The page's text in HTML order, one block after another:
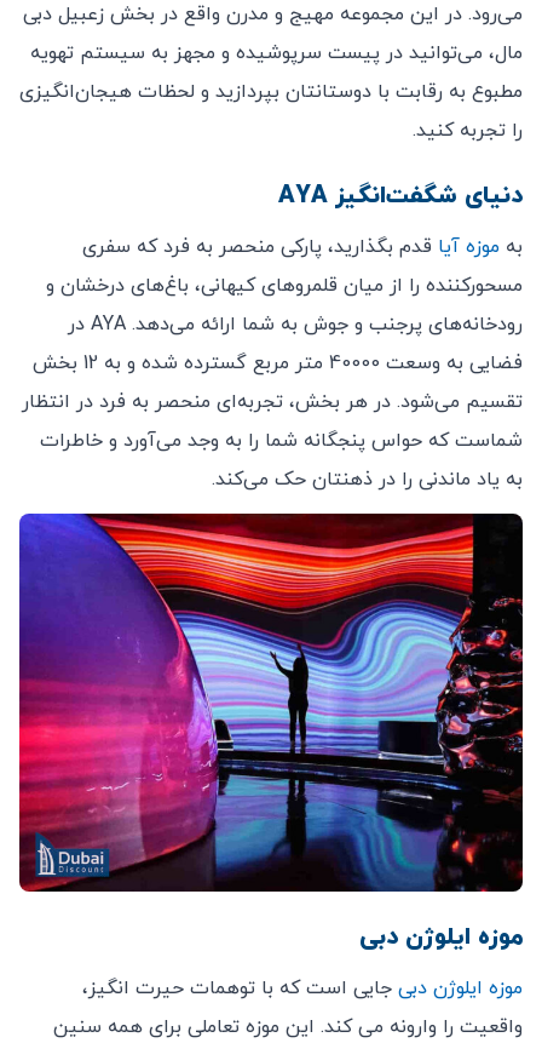
می‌رود. در این مجموعه مهیج و مدرن واقع در بخش زعبیل دبی
مال، می‌توانید در پیست سرپوشیده و مجهز به سیستم تهویه
مطبوع به رقابت با دوستانتان بپردازید و لحظات هیجان‌انگیزی
را تجربه کنید.
دنیای شگفت‌انگیز AYA
به موزه آیا قدم بگذارید، پارکی منحصر به فرد که سفری
مسحورکننده را از میان قلمروهای کیهانی، باغ‌های درخشان و
رودخانه‌های پرجنب و جوش به شما ارائه می‌دهد. AYA در
فضایی به وسعت 40000 متر مربع گسترده شده و به 12 بخش
تقسیم می‌شود. در هر بخش، تجربه‌ای منحصر به فرد در انتظار
شماست که حواس پنجگانه شما را به وجد می‌آورد و خاطرات
به یاد ماندنی را در ذهنتان حک می‌کند.
موزه ایلوژن دبی
موزه ایلوژن دبی جایی است که با توهمات حیرت انگیز،
واقعیت را وارونه می کند. این موزه تعاملی برای همه سنین